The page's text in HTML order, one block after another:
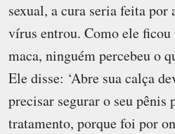
sexual, a cura seria feita
vírus entrou. Como ele
maca, ninguém percebeu o
Ele disse: ‘Abre sua calça
precisar segurar o seu pênis
tratamento, porque foi por